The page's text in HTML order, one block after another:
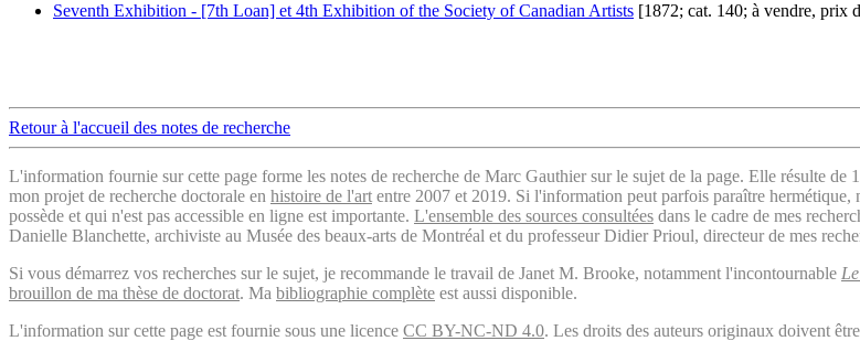
Seventh Exhibition - [7th Loan] et 4th Exhibition of the Society of Canadian Artists [1872; cat. 140; à vendre, prix
Retour à l'accueil des notes de recherche
L'information fournie sur cette page forme les notes de recherche de Marc Gauthier sur le sujet de la page. Elle résulte de
mon projet de recherche doctorale en histoire de l'art entre 2007 et 2019. Si l'information peut parfois paraître
possède et qui n'est pas accessible en ligne est importante. L'ensemble des sources consultées dans le cadre de mes
Danielle Blanchette, archiviste au Musée des beaux-arts de Montréal et du professeur Didier Prioul, directeur de mes
Si vous démarrez vos recherches sur le sujet, je recommande le travail de Janet M. Brooke, notamment l'incontournable
brouillon de ma thèse de doctorat. Ma bibliographie complète est aussi disponible.
L'information sur cette page est fournie sous une licence CC BY-NC-ND 4.0. Les droits des auteurs originaux doivent